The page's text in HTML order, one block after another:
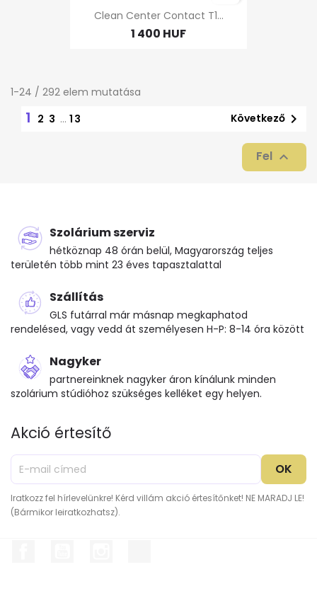
Clean Center Contact T1...
1 400 HUF
1-24 / 292 elem mutatása
1 2 3 … 13 Következő 
Fel 
Szolárium szerviz
hétköznap 48 órán belül, Magyarország teljes
területén több mint 23 éves tapasztalattal
Szállítás
GLS futárral már másnap megkaphatod
rendelésed, vagy vedd át személyesen H-P: 8-14 óra között
Nagyker
partnereinknek nagyker áron kínálunk minden
szolárium stúdióhoz szükséges kelléket egy helyen.
Akció értesítő
Iratkozz fel hírlevelünkre! Kérd villám akció értesítőnket! NE MARADJ LE!
(Bármikor leiratkozhatsz).